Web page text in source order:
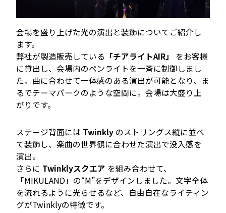
会場を盛り上げた光の演出と装飾についてご紹介し
ます。
弊社が製造販売している 「チアライトAIR」
をお客様
に貸出し、会場内のペンライトを一斉に制御しまし
た。曲に合わせて一体感のある演出が可能となり、ま
るでテーマパークのような空間に。会場は大盛り上
がりです。
ステージ背面には Twinkly のストリングス縦に並べ
て装飾し、楽曲の世界観に合わせた演出で没入感を
演出。
さらに Twinklyスクエア を組み合わせて、
「MIKULAND」の“M”をデザインしました。文字全体
を流れるように光らせるなど、自由自在なライティン
グがTwinklyの特徴です。